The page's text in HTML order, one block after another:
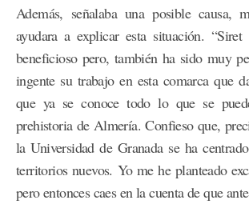
Además, señalaba una posible causa,
ayudara a explicar esta situación.
beneficioso pero, también ha sido muy
ingente su trabajo en esta comarca que
que ya se conoce todo lo que se
prehistoria de Almería. Confieso que,
la Universidad de Granada se ha
territorios nuevos. Yo me he planteado
pero entonces caes en la cuenta de que